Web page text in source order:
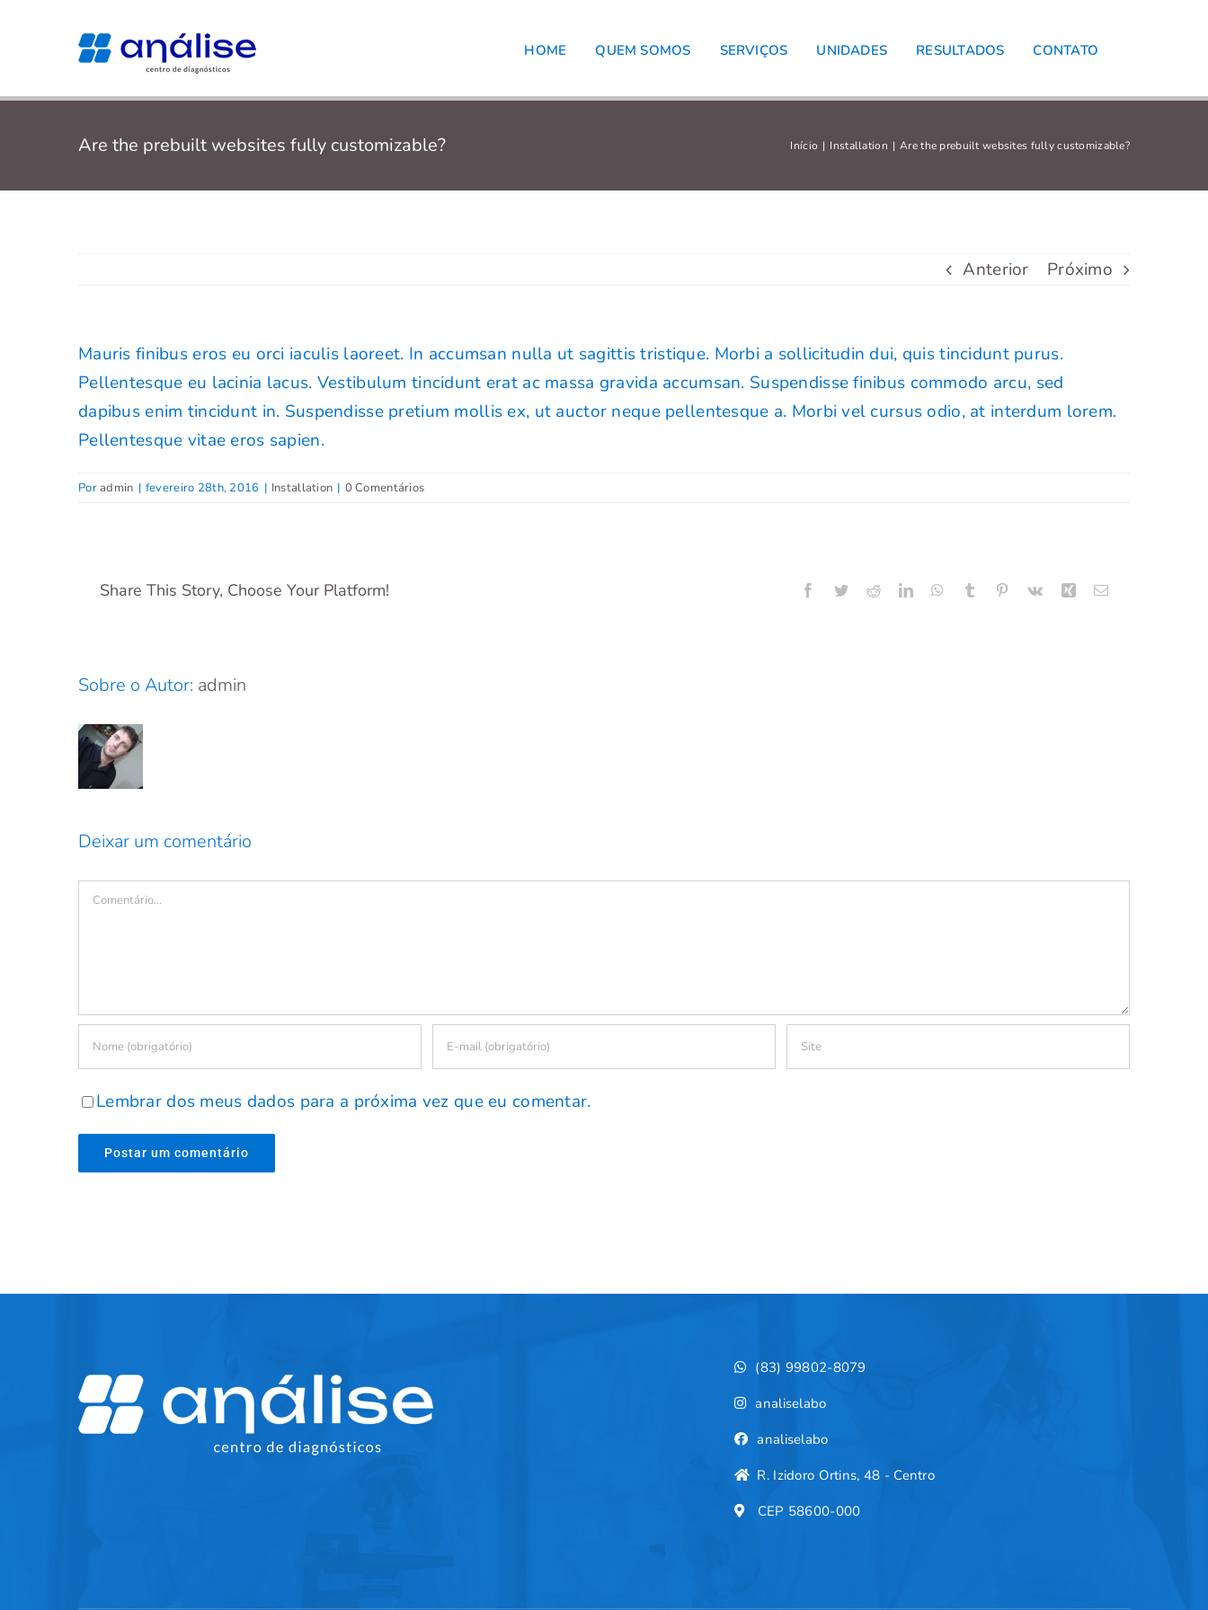
conteúdo
HOME QUEM SOMOS SERVIÇOS UNIDADES RESULTADOS CONTATO
Are the prebuilt websites fully customizable? Início Installation Are the prebuilt websites fully customizable?
Anterior Próximo
Mauris finibus eros eu orci iaculis laoreet. In accumsan nulla ut sagittis tristique. Morbi a sollicitudin dui, quis tincidunt purus.
Pellentesque eu lacinia lacus. Vestibulum tincidunt erat ac massa gravida accumsan. Suspendisse finibus commodo arcu, sed
dapibus enim tincidunt in. Suspendisse pretium mollis ex, ut auctor neque pellentesque a. Morbi vel cursus odio, at interdum lorem.
Pellentesque vitae eros sapien.
Poradmin | fevereiro 28th, 2016 | Installation | 0 Comentários
Share This Story, Choose Your Platform! Facebook
TwitterRedditLinkedInWhatsApp
Tumblr Pinterest
Vk XingE-
Sobre o Autor: admin
Deixar um comentário
Comentário
Lembrar dos meus dados para a próxima vez que eu comentar.
(83) 99802-8079
analiselabo
analiselabo
R. Izidoro Ortins, 48 - Centro
CEP 58600-000